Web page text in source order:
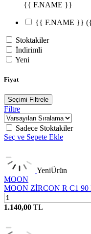
{{ F.NAME }}
{{ F.NAME }}
Stoktakiler
İndirimli
Yeni
Fiyat
Seçimi Filtrele
Filtre
Sadece Stoktakiler
Seç ve Sepete Ekle
YeniÜrün
MOON
MOON ZİRCON R C1
1.140,00 TL